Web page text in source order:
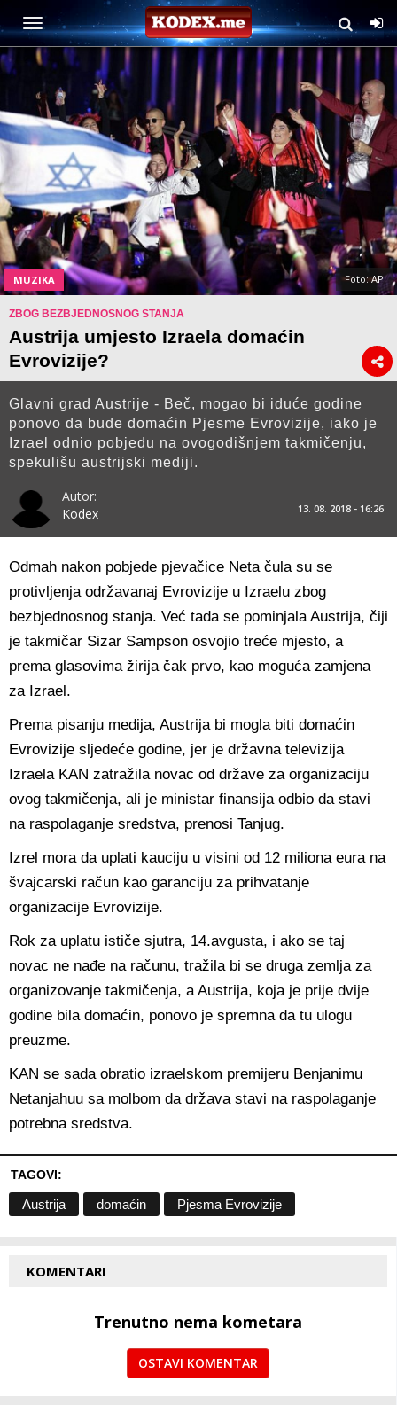
MUZIKA Foto: AP
ZBOG BEZBJEDNOSNOG STANJA
Austrija umjesto Izraela domaćin
Evrovizije?
Glavni grad Austrije - Beč, mogao bi iduće godine
ponovo da bude domaćin Pjesme Evrovizije, iako je
Izrael odnio pobjedu na ovogodišnjem takmičenju,
spekulišu austrijski mediji.
Autor:
Kodex
13. 08. 2018 - 16:26
Odmah nakon pobjede pjevačice Neta čula su se
protivljenja održavanaj Evrovizije u Izraelu zbog
bezbjednosnog stanja. Već tada se pominjala Austrija, čiji
je takmičar Sizar Sampson osvojio treće mjesto, a
prema glasovima žirija čak prvo, kao moguća zamjena
za Izrael.
Prema pisanju medija, Austrija bi mogla biti domaćin
Evrovizije sljedeće godine, jer je državna televizija
Izraela KAN zatražila novac od države za organizaciju
ovog takmičenja, ali je ministar finansija odbio da stavi
na raspolaganje sredstva, prenosi Tanjug.
Izrel mora da uplati kauciju u visini od 12 miliona eura na
švajcarski račun kao garanciju za prihvatanje
organizacije Evrovizije.
Rok za uplatu ističe sjutra, 14.avgusta, i ako se taj
novac ne nađe na računu, tražila bi se druga zemlja za
organizovanje takmičenja, a Austrija, koja je prije dvije
godine bila domaćin, ponovo je spremna da tu ulogu
preuzme.
KAN se sada obratio izraelskom premijeru Benjanimu
Netanjahuu sa molbom da država stavi na raspolaganje
potrebna sredstva.
TAGOVI:
Austrija domaćin Pjesma Evrovizije
KOMENTARI
Trenutno nema kometara
OSTAVI KOMENTAR